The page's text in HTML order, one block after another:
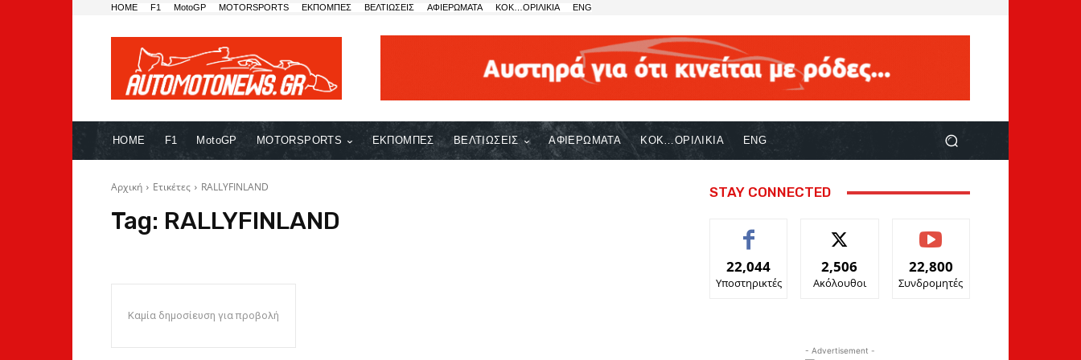
HOME F1 MotoGP MOTORSPORTS ΕΚΠΟΜΠΕΣ ΒΕΛΤΙΩΣΕΙΣ ΑΦΙΕΡΩΜΑΤΑ ΚΟΚ…ΟΡΙΛΙΚΙΑ ENG
HOME F1 MotoGP MOTORSPORTS ΕΚΠΟΜΠΕΣ ΒΕΛΤΙΩΣΕΙΣ ΑΦΙΕΡΩΜΑΤΑ ΚΟΚ…ΟΡΙΛΙΚΙΑ ENG
Αρχική Ετικέτες RALLYFINLAND
Tag: RALLYFINLAND
Καμία δημοσίευση για προβολή
STAY CONNECTED
22,044
Υποστηρικτές
2,506
Ακόλουθοι
22,800
Συνδρομητές
- Advertisement -